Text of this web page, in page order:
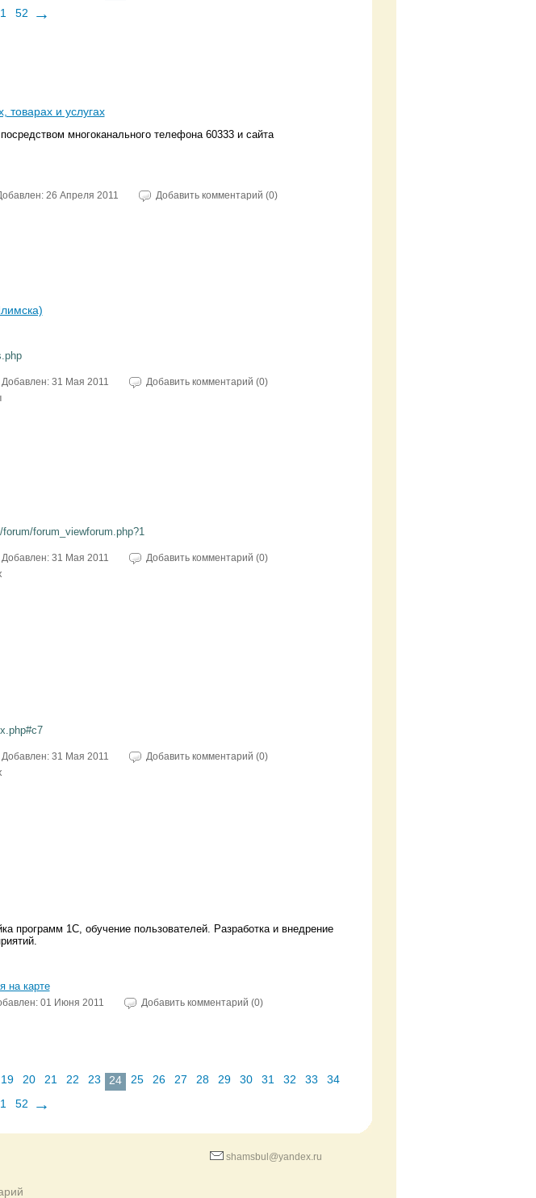
52 →
товарах и услугах
многоканального телефона 60333 и сайта
26 Апреля 2011 Добавить комментарий (0)
Добавлен: 31 Мая 2011 Добавить комментарий (0)
forum_viewforum.php?1
Добавлен: 31 Мая 2011 Добавить комментарий (0)
Добавлен: 31 Мая 2011 Добавить комментарий (0)
программ 1C, обучение пользователей. Разработка и внедрение
на карте
01 Июня 2011 Добавить комментарий (0)
19 20 21 22 23 24 25 26 27 28 29 30 31 32 33
34
52 →
shamsbul@yandex.ru